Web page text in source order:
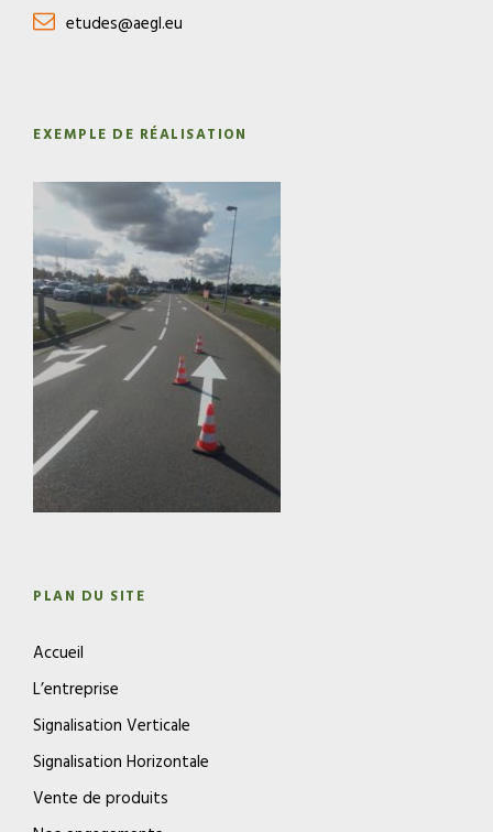
etudes@aegl.eu
EXEMPLE DE RÉALISATION
PLAN DU SITE
Accueil
L’entreprise
Signalisation Verticale
Signalisation Horizontale
Vente de produits